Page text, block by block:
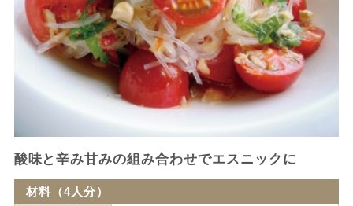
酸味と辛み甘みの組み合わせでエスニックに
材料（4人分）